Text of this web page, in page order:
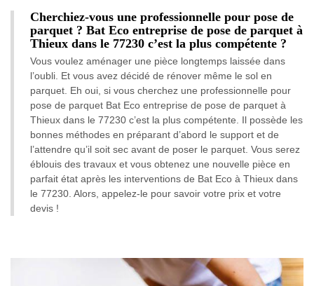
Cherchiez-vous une professionnelle pour pose de
parquet ? Bat Eco entreprise de pose de parquet à
Thieux dans le 77230 c’est la plus compétente ?
Vous voulez aménager une pièce longtemps laissée dans
l’oubli. Et vous avez décidé de rénover même le sol en
parquet. Eh oui, si vous cherchez une professionnelle pour
pose de parquet Bat Eco entreprise de pose de parquet à
Thieux dans le 77230 c’est la plus compétente. Il possède les
bonnes méthodes en préparant d’abord le support et de
l’attendre qu’il soit sec avant de poser le parquet. Vous serez
éblouis des travaux et vous obtenez une nouvelle pièce en
parfait état après les interventions de Bat Eco à Thieux dans
le 77230. Alors, appelez-le pour savoir votre prix et votre
devis !